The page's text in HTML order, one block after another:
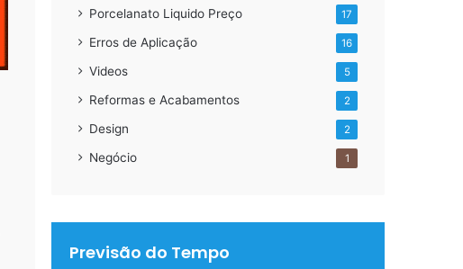
Porcelanato Liquido Preço 17
Erros de Aplicação 16
Videos 5
Reformas e Acabamentos 2
Design 2
Negócio 1
Previsão do Tempo